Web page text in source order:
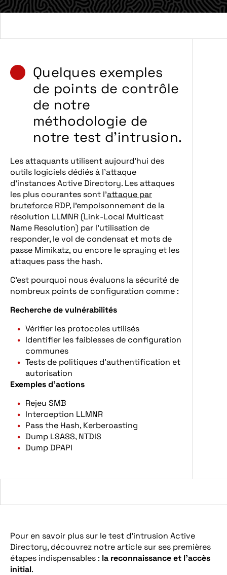
Quelques exemples
de points de contrôle
de notre
méthodologie de
notre test d’intrusion.
Les attaquants utilisent aujourd’hui des
outils logiciels dédiés à l’attaque
d’instances Active Directory. Les attaques
les plus courantes sont l’attaque par
bruteforce RDP, l’empoisonnement de la
résolution LLMNR (Link-Local Multicast
Name Resolution) par l’utilisation de
responder, le vol de condensat et mots de
passe Mimikatz, ou encore le spraying et les
attaques pass the hash.
C’est pourquoi nous évaluons la sécurité de
nombreux points de configuration comme :
Recherche de vulnérabilités
Vérifier les protocoles utilisés
Identifier les faiblesses de configuration
communes
Tests de politiques d’authentification et
autorisation
Exemples d’actions
Rejeu SMB
Interception LLMNR
Pass the Hash, Kerberoasting
Dump LSASS, NTDIS
Dump DPAPI
Pour en savoir plus sur le test d’intrusion Active
Directory, découvrez notre article sur ses premières
étapes indispensables : la reconnaissance et l’accès
initial.